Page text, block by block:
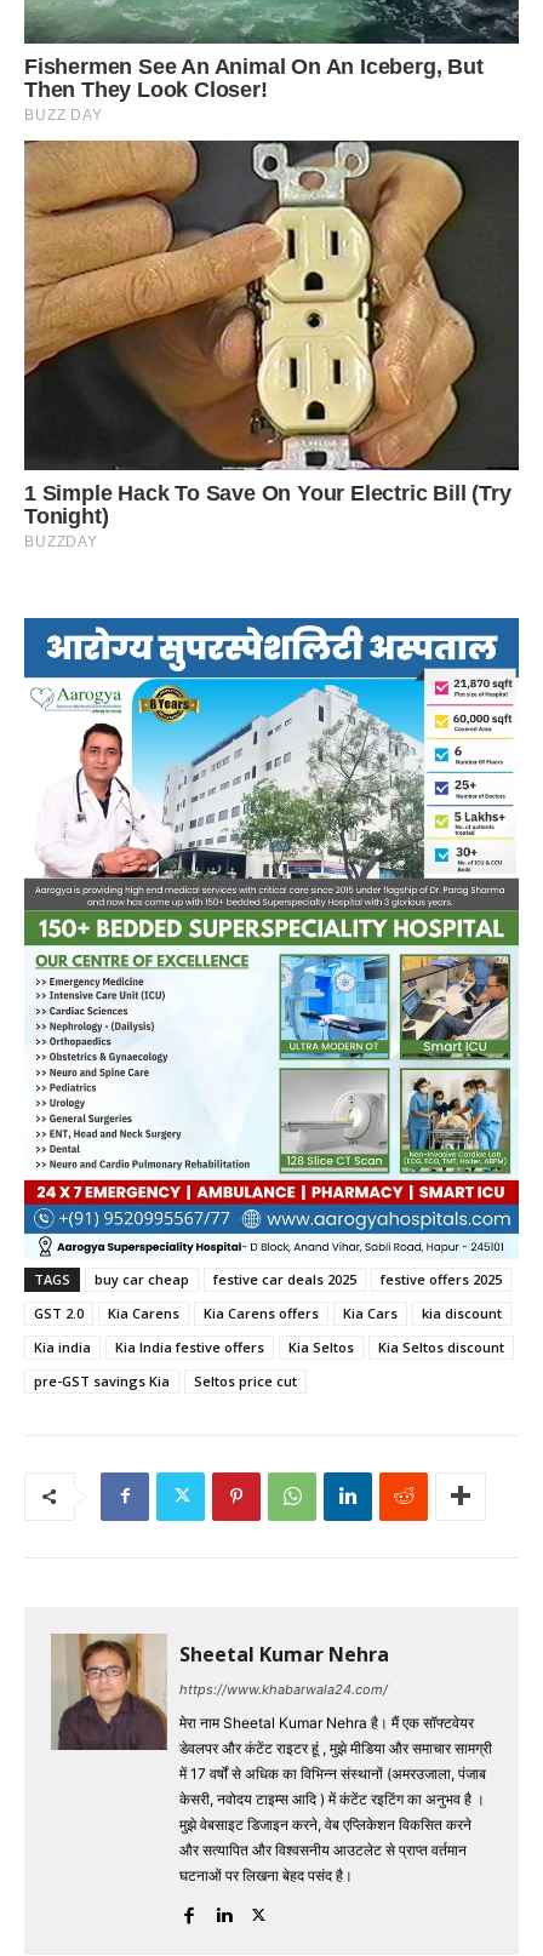
TAGS buy car cheap festive car deals 2025
festive offers 2025
GST 2.0
Kia Carens Kia Carens offers Kia Cars
kia discount
Kia india
Kia India festive offers Kia Seltos
Kia Seltos discount
pre-GST savings Kia
Seltos price cut
Sheetal Kumar Nehra
https://www.khabarwala24.com/
मेरा नाम Sheetal Kumar Nehra है। मैं एक सॉफ्टवेयर
डेवलपर और कंटेंट राइटर हूं , मुझे मीडिया और समाचार सामग्री
में 17 वर्षों से अधिक का विभिन्न संस्थानों (अमरउजाला, पंजाब
केसरी, नवोदय टाइम्स आदि ) में कंटेंट रइटिंग का अनुभव है ।
मुझे वेबसाइट डिजाइन करने, वेब एप्लिकेशन विकसित करने
और सत्यापित और विश्वसनीय आउटलेट से प्राप्त वर्तमान
घटनाओं पर लिखना बेहद पसंद है।